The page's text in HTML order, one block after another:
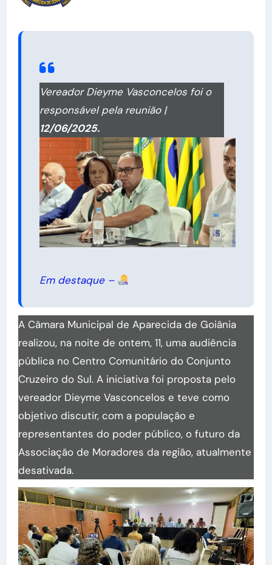
Vereador Dieyme Vasconcelos foi o
responsável pela reunião |
12/06/2025.
Em destaque –
A Câmara Municipal de Aparecida de Goiânia
realizou, na noite de ontem, 11, uma audiência
pública no Centro Comunitário do Conjunto
Cruzeiro do Sul. A iniciativa foi proposta pelo
vereador Dieyme Vasconcelos e teve como
objetivo discutir, com a população e
representantes do poder público, o futuro da
Associação de Moradores da região, atualmente
desativada.